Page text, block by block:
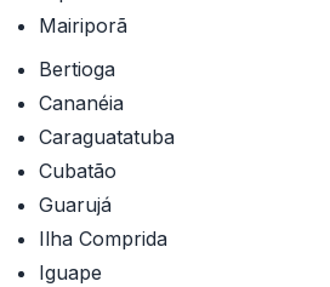
Mairiporã
Bertioga
Cananéia
Caraguatatuba
Cubatão
Guarujá
Ilha Comprida
Iguape